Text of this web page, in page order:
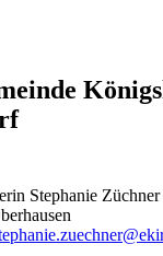
Stephanie